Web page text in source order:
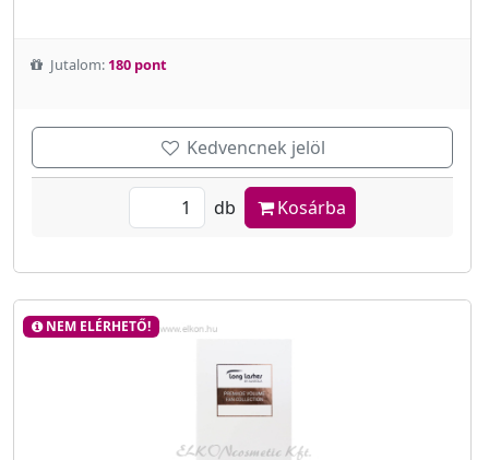
Jutalom: 180 pont
Kedvencnek jelöl
db Kosárba
NEM ELÉRHETŐ!